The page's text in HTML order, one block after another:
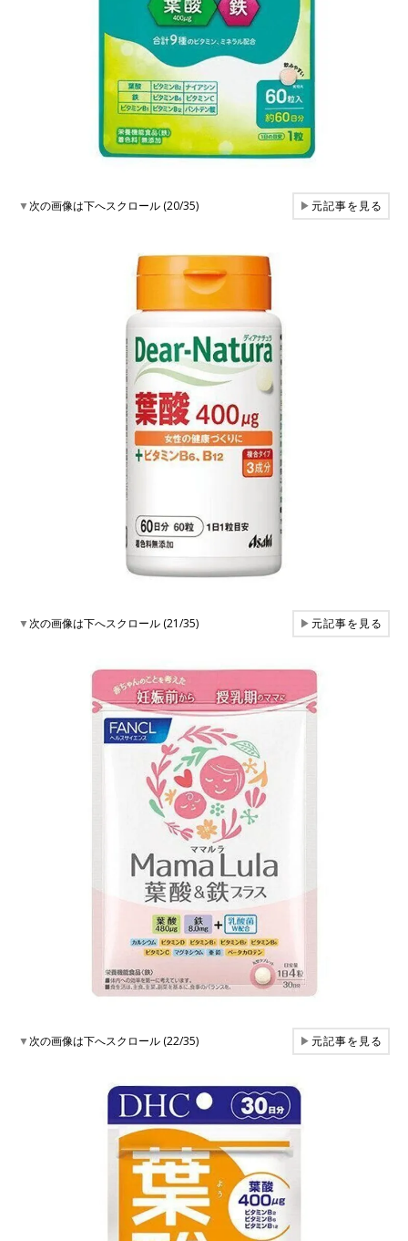
▼次の画像は下へスクロール (20/35) ▶元記事を見る
▼次の画像は下へスクロール (21/35) ▶元記事を見る
▼次の画像は下へスクロール (22/35) ▶元記事を見る